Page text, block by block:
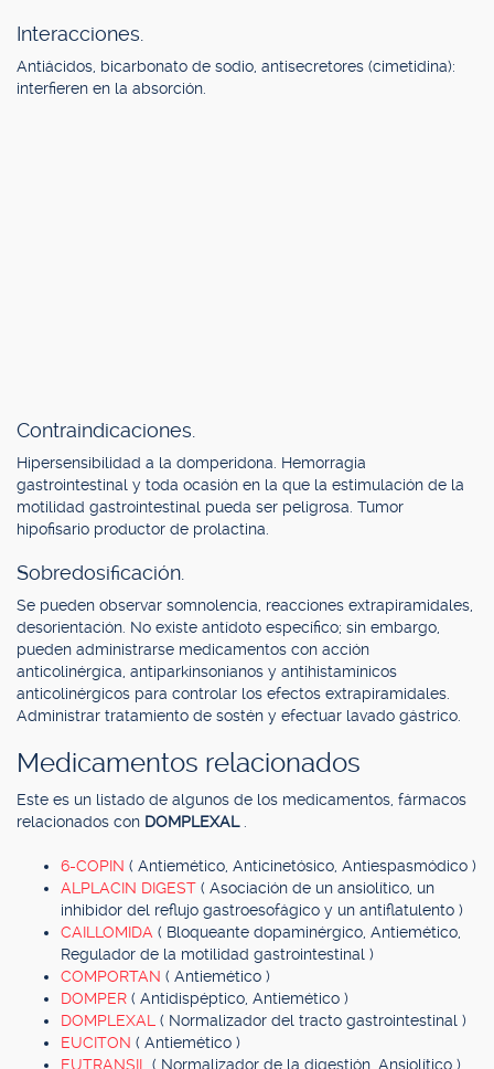
Interacciones.
Antiácidos, bicarbonato de sodio, antisecretores (cimetidina):
interfieren en la absorción.
Contraindicaciones.
Hipersensibilidad a la domperidona. Hemorragia
gastrointestinal y toda ocasión en la que la estimulación de la
motilidad gastrointestinal pueda ser peligrosa. Tumor
hipofisario productor de prolactina.
Sobredosificación.
Se pueden observar somnolencia, reacciones extrapiramidales,
desorientación. No existe antídoto específico; sin embargo,
pueden administrarse medicamentos con acción
anticolinérgica, antiparkinsonianos y antihistamínicos
anticolinérgicos para controlar los efectos extrapiramidales.
Administrar tratamiento de sostén y efectuar lavado gástrico.
Medicamentos relacionados
Este es un listado de algunos de los medicamentos, fármacos
relacionados con DOMPLEXAL
6-COPIN ( Antiemético, Anticinetósico, Antiespasmódico )
ALPLACIN DIGEST ( Asociación de un ansiolítico, un
inhibidor del reflujo gastroesofágico y un antiflatulento )
CAILLOMIDA ( Bloqueante dopaminérgico, Antiemético,
Regulador de la motilidad gastrointestinal )
COMPORTAN ( Antiemético )
DOMPER ( Antidispéptico, Antiemético )
DOMPLEXAL ( Normalizador del tracto gastrointestinal )
EUCITON ( Antiemético )
EUTRANSIL ( Normalizador de la digestión, Ansiolítico )